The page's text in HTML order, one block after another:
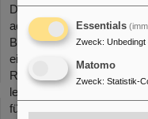
Development and
adaptiver
Bundesministerium für
eine Fördersumme von
Rahmen des Programms
legt einen Grundstein zur
für die ...
Essentials
Zweck:
Matomo
Zweck: Statistik-